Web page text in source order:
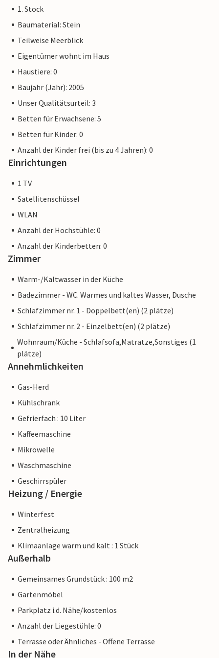
1. Stock
Baumaterial: Stein
Teilweise Meerblick
Eigentümer wohnt im Haus
Haustiere: 0
Baujahr (Jahr): 2005
Unser Qualitätsurteil: 3
Betten für Erwachsene: 5
Betten für Kinder: 0
Anzahl der Kinder frei (bis zu 4 Jahren): 0
Einrichtungen
1 TV
Satellitenschüssel
WLAN
Anzahl der Hochstühle: 0
Anzahl der Kinderbetten: 0
Zimmer
Warm-/Kaltwasser in der Küche
Badezimmer - WC. Warmes und kaltes Wasser, Dusche
Schlafzimmer nr. 1 - Doppelbett(en) (2 plätze)
Schlafzimmer nr. 2 - Einzelbett(en) (2 plätze)
Wohnraum/Küche - Schlafsofa,Matratze,Sonstiges (1
plätze)
Annehmlichkeiten
Gas-Herd
Kühlschrank
Gefrierfach : 10 Liter
Kaffeemaschine
Mikrowelle
Waschmaschine
Geschirrspüler
Heizung / Energie
Winterfest
Zentralheizung
Klimaanlage warm und kalt : 1 Stück
Außerhalb
Gemeinsames Grundstück : 100 m2
Gartenmöbel
Parkplatz i.d. Nähe/kostenlos
Anzahl der Liegestühle: 0
Terrasse oder Ähnliches - Offene Terrasse
In der Nähe